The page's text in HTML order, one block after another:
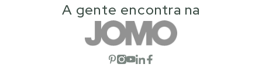
A gente encontra na
Abrir red social
Abrir red social
Abrir red social
Abrir red social
Abrir red social